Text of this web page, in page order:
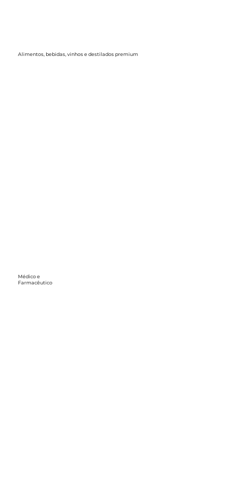
Alimentos, bebidas, vinhos e destilados premium
Médico e
Farmacêutico